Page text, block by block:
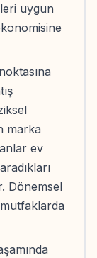
uygun
marka
ev
Dönemsel